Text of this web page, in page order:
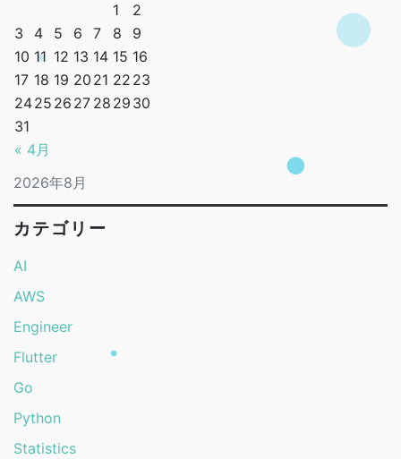
2026年8月
« 4月
1
2
3
4 5 6 7 8
9
10 11 12 13 14 15 16
17 18 19 20 21 22 23
2425 26 27 28 29 30
31
カテゴリー
AI
AWS
Engineer
Flutter
Go
Python
Statistics